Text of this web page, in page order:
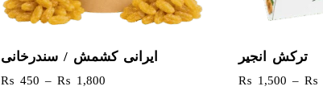
ایرانی کشمش / سندرخانی
₨ 450 – ₨ 1,800
ترکش انجیر
₨ 1,500 – ₨